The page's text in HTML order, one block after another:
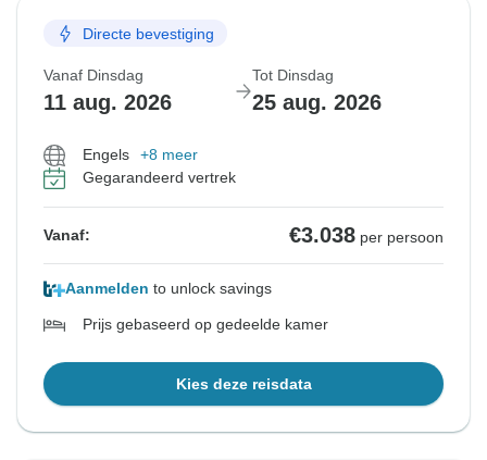
Directe bevestiging
Vanaf Dinsdag
11 aug. 2026
Tot Dinsdag
25 aug. 2026
Engels
+8 meer
Gegarandeerd vertrek
Vanaf: €3.038 per persoon
Aanmelden to unlock savings
Prijs gebaseerd op gedeelde kamer
Kies deze reisdata